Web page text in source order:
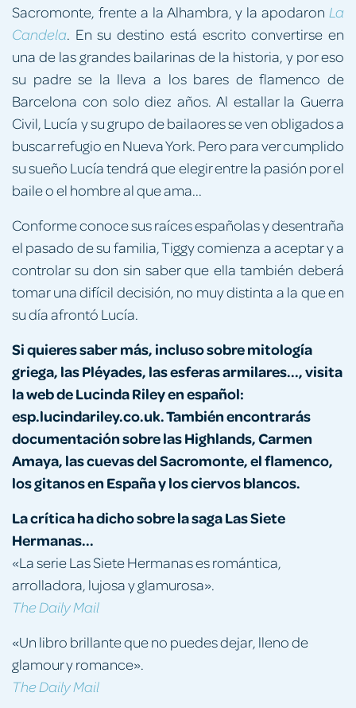
Sacromonte, frente a la Alhambra, y la apodaron La
Candela. En su destino está escrito convertirse en
una de las grandes bailarinas de la historia, y por eso
su padre se la lleva a los bares de flamenco de
Barcelona con solo diez años. Al estallar la Guerra
Civil, Lucía y su grupo de bailaores se ven obligados a
buscar refugio en Nueva York. Pero para ver cumplido
su sueño Lucía tendrá que elegir entre la pasión por el
baile o el hombre al que ama...
Conforme conoce sus raíces españolas y desentraña
el pasado de su familia, Tiggy comienza a aceptar y a
controlar su don sin saber que ella también deberá
tomar una difícil decisión, no muy distinta a la que en
su día afrontó Lucía.
Si quieres saber más, incluso sobre mitología
griega, las Pléyades, las esferas armilares..., visita
la web de Lucinda Riley en español:
esp.lucindariley.co.uk. También encontrarás
documentación sobre las Highlands, Carmen
Amaya, las cuevas del Sacromonte, el flamenco,
los gitanos en España y los ciervos blancos.
La crítica ha dicho sobre la saga Las Siete
Hermanas...
«La serie Las Siete Hermanas es romántica,
arrolladora, lujosa y glamurosa».
The Daily Mail
«Un libro brillante que no puedes dejar, lleno de
glamour y romance».
The Daily Mail